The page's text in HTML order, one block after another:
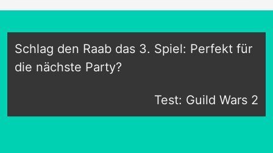
Schlag den Raab das 3. Spiel: Perfekt für
die nächste Party?
Test: Guild Wars 2